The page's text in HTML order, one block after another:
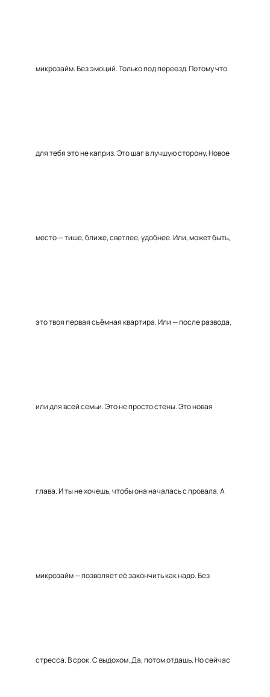
микрозайм. Без эмоций. Только под переезд. Потому что
для тебя это не каприз. Это шаг в лучшую сторону. Новое
место — тише, ближе, светлее, удобнее. Или, может быть,
это твоя первая съёмная квартира. Или — после развода,
или для всей семьи. Это не просто стены. Это новая
глава. И ты не хочешь, чтобы она началась с провала. А
микрозайм — позволяет её закончить как надо. Без
стресса. В срок. С выдохом. Да, потом отдашь. Но сейчас